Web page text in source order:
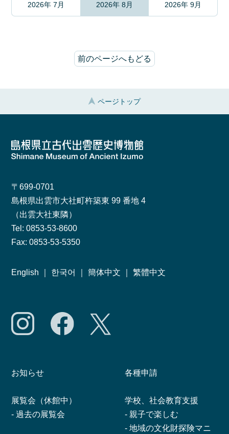
2026年 7月 2026年 8月 2026年 9月
前のページへもどる
ページトップ
〒699-0701
島根県出雲市大社町杵築東 99 番地 4
（出雲大社東隣）
Tel: 0853-53-8600
Fax: 0853-53-5350
English 한국어 ｜簡体中文 ｜繁體中文
お知らせ
展覧会（休館中）
-過去の展覧会
各種申請
学校、社会教育支援
- 親子で楽しむ
-地域の文化財探険マニ